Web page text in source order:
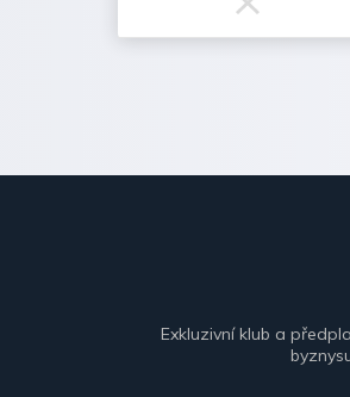
Exkluzivní klub a